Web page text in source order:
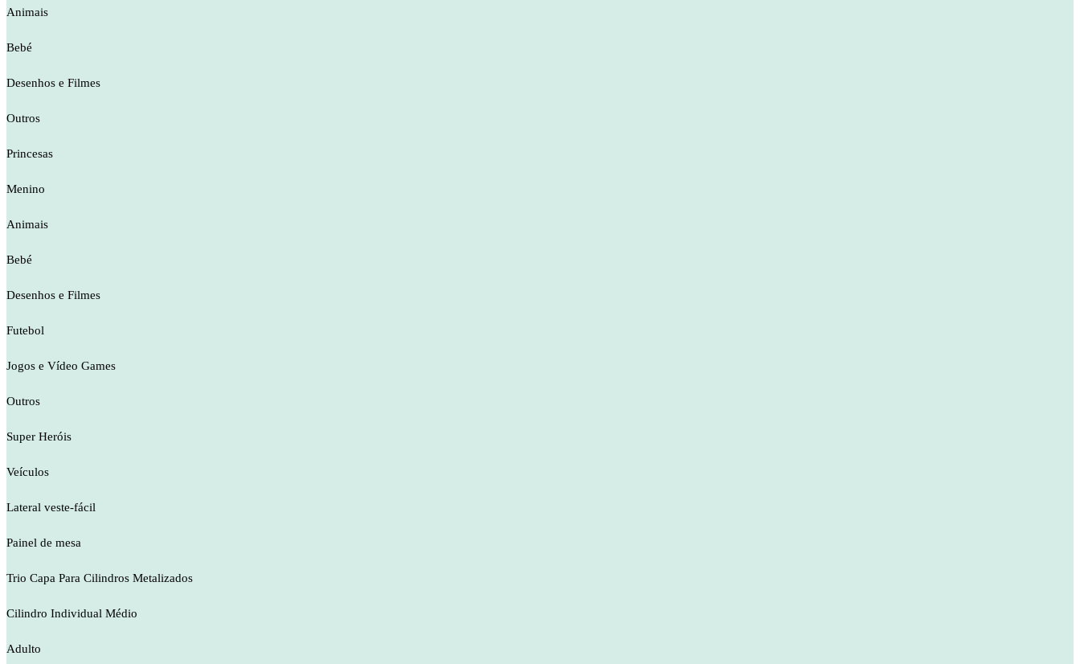
Animais
Bebé
Desenhos e Filmes
Outros
Princesas
Menino
Animais
Bebé
Desenhos e Filmes
Futebol
Jogos e Vídeo Games
Outros
Super Heróis
Veículos
Lateral veste-fácil
Painel de mesa
Trio Capa Para Cilindros Metalizados
Cilindro Individual Médio
Adulto